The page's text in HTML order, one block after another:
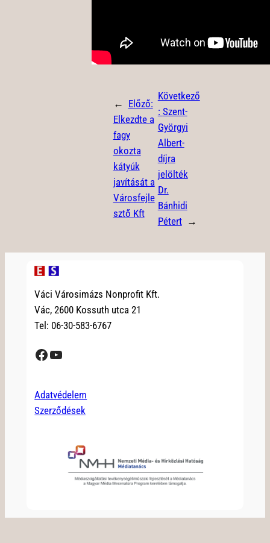
← Előző:
Elkezdte a
fagy
okozta
kátyúk
javítását a
Városfejle
sztő Kft
Következő
: Szent-
Györgyi
Albert-
díjra
jelölték
Dr.
Bánhidi
Pétert →
Váci Városimázs Nonprofit Kft.
Vác, 2600 Kossuth utca 21
Tel: 06-30-583-6767
Facebook YouTube
Adatvédelem
Szerződések